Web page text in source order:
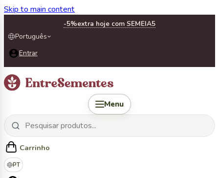
Skip to main content
-5%extra hoje com SEMEIA5
Português
Entrar
Menu
Carrinho
PT